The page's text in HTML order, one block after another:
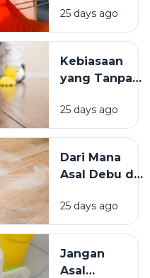
Kesejahteraan
Kita?
atau Di
Tempat
Mana yang
Lebih
25 days ago
Kebiasaan
yang Tanpa
Mengundang
Kecoak,
Hama
Lainnya Ke
25 days ago
Dari Mana
Asal Debu di
Kenali
Penyebab
Mengatasinya
25 days ago
Jangan
Asal